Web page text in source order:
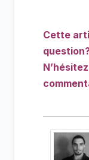
Cette